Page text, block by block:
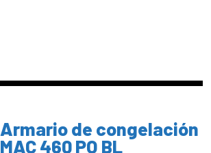
Armario de congelación
MAC 460 PO BL